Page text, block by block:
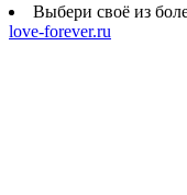
Выбери своё из
love-forever.ru